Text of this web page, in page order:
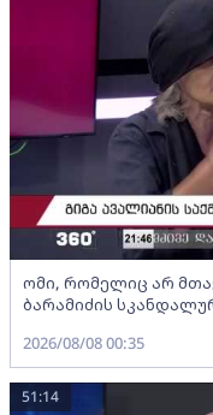
ომი, რომელიც არ
ბარამიძის
2026/08/08 00:35
51:14